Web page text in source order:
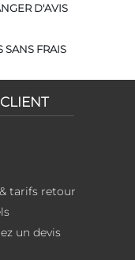
D'AVIS
SANS FRAIS
tarifs retour
un devis